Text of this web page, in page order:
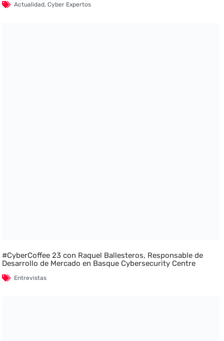
Actualidad,Cyber Expertos
#CyberCoffee 23 con Raquel Ballesteros, Responsable de
Desarrollo de Mercado en Basque Cybersecurity Centre
Entrevistas